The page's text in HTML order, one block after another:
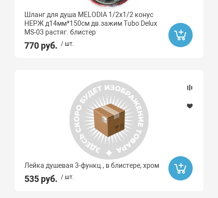
Шланг для душа MELODIA 1/2х1/2 конус
НЕРЖ д14мм*150см дв.зажим Tubo Delux
MS-03 растяг. блистер
770 руб. / шт.
Лейка душевая 3-функц., в блистере, хром
535 руб. / шт.